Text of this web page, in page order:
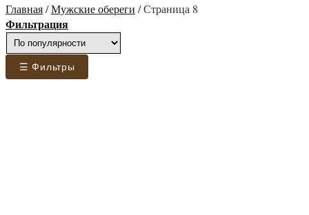
Главная/Мужские обереги /Страница 8
Фильтрация
☰ Фильтры